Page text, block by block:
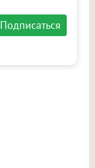
Подписаться